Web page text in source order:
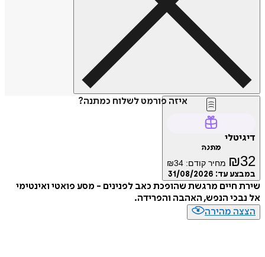
איזה פורמט לשלוח כמתנה?
דיגיטלי
מתנה
₪32 מחיר קודם: ₪34
במבצע עד: 31/08/2026
שירת חיים מרגשת שהופכת כאב לפנינים - מסע פואטי ואינטימי
אל נבכי הנפש, האהבה והפרידה.
הצצה מהירה